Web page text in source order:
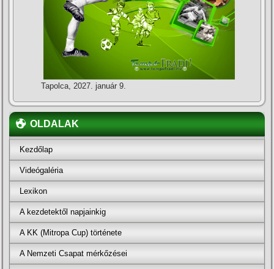
Tapolca, 2027. január 9.
OLDALAK
Kezdőlap
Videógaléria
Lexikon
A kezdetektől napjainkig
A KK (Mitropa Cup) története
A Nemzeti Csapat mérkőzései